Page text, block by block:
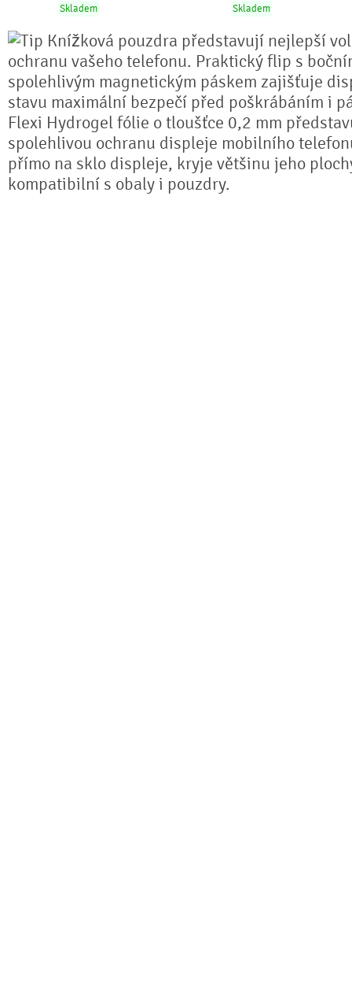
Skladem Skladem
Knížková pouzdra představují nejlepší
ochranu vašeho telefonu. Praktický flip s
spolehlivým magnetickým páskem zajišťuje
stavu maximální bezpečí před poškrábáním i
Flexi Hydrogel fólie o tloušťce 0,2 mm
spolehlivou ochranu displeje mobilního
přímo na sklo displeje, kryje většinu jeho
kompatibilní s obaly i pouzdry.